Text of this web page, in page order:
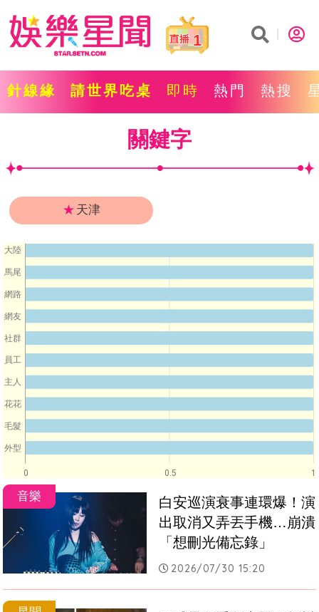
1
針線緣 請世界吃桌 即時 熱門 熱搜
關鍵字
★ 天津
0 0.5 1
大陸
馬尾
網路
網友
社群
員工
主人
花花
毛髮
外型
音樂
白安巡演衰事連環爆！演
出取消又弄丟手機…崩潰
「想刪光備忘錄」
2026/07/30 15:20